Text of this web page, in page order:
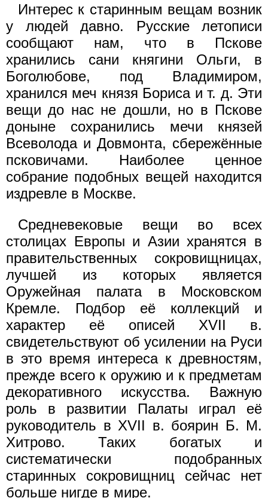
Интерес к старинным вещам возник
у людей давно. Русские летописи
сообщают нам, что в Пскове
хранились сани княгини Ольги, в
Боголюбове, под Владимиром,
хранился меч князя Бориса и т. д. Эти
вещи до нас не дошли, но в Пскове
доныне сохранились мечи князей
Всеволода и Довмонта, сбережённые
псковичами. Наиболее ценное
собрание подобных вещей находится
издревле в Москве.
Средневековые вещи во всех
столицах Европы и Азии хранятся в
правительственных сокровищницах,
лучшей из которых является
Оружейная палата в Московском
Кремле. Подбор её коллекций и
характер её описей XVII в.
свидетельствуют об усилении на Руси
в это время интереса к древностям,
прежде всего к оружию и к предметам
декоративного искусства. Важную
роль в развитии Палаты играл её
руководитель в XVII в. боярин Б. М.
Хитрово. Таких богатых и
систематически подобранных
старинных сокровищниц сейчас нет
больше нигде в мире.